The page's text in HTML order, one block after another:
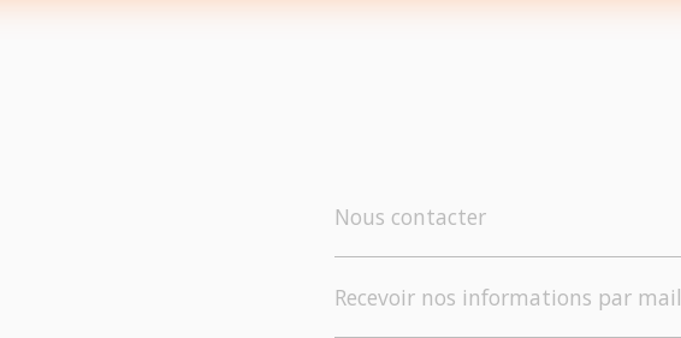
Nous contacter
Recevoir nos informations par mail